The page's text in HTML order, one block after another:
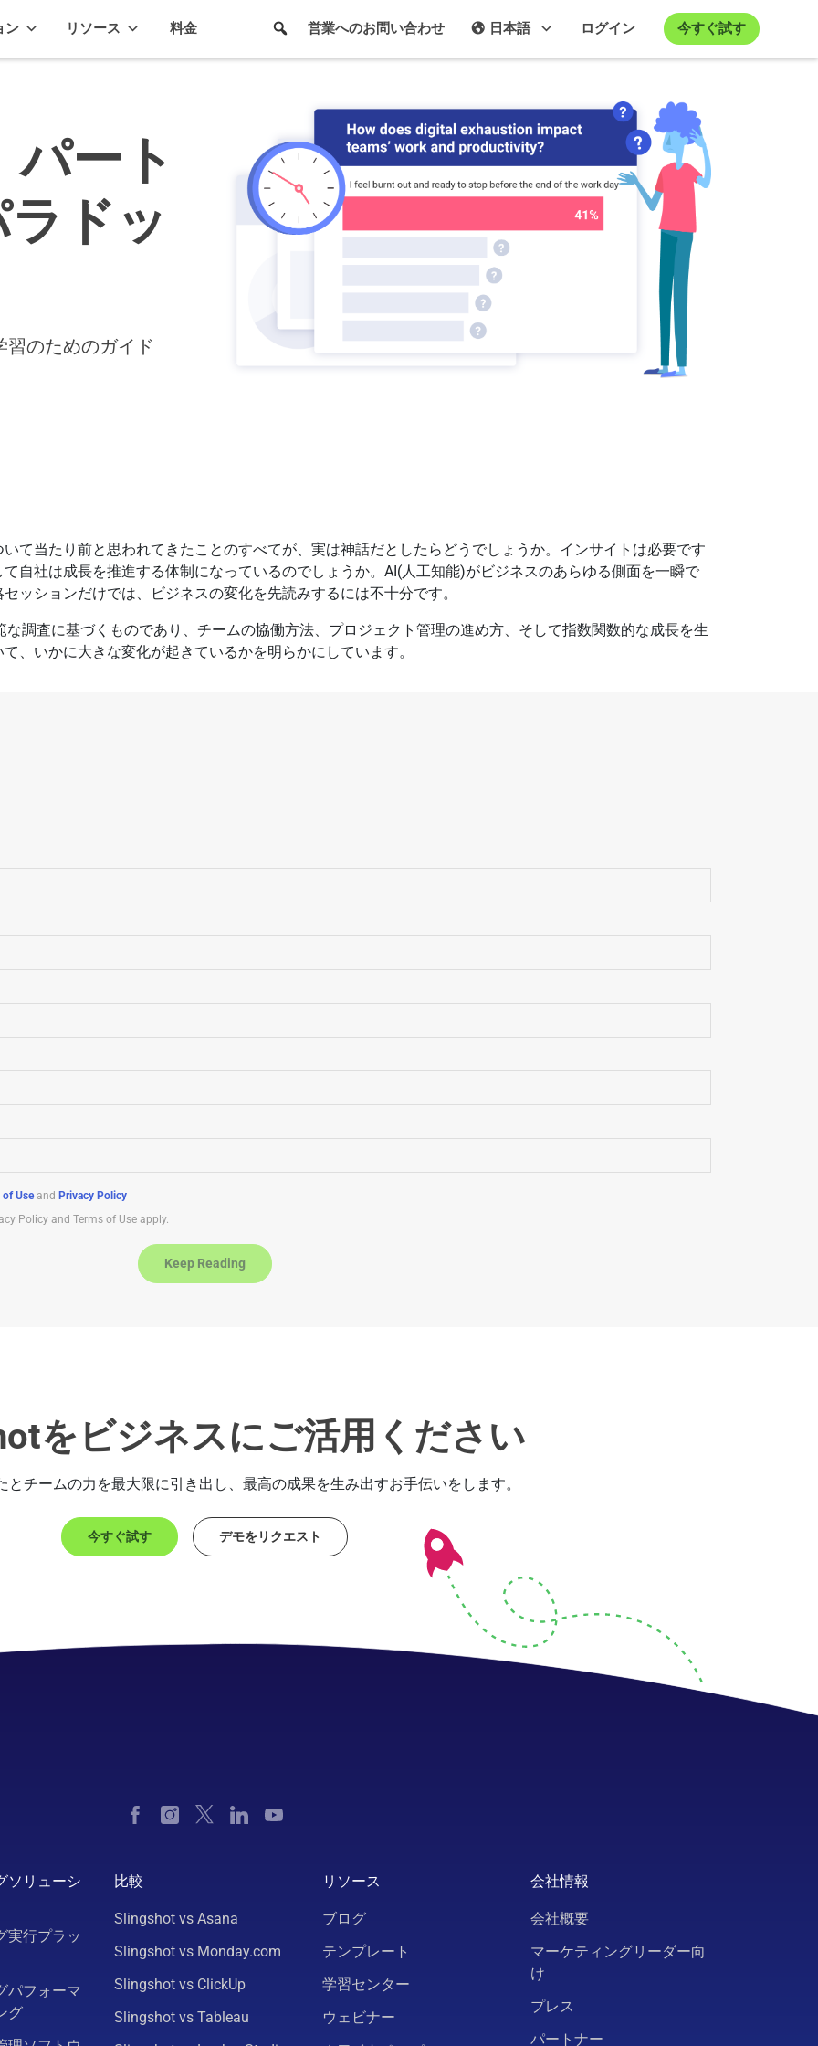
ン リソース 料金 今すぐ試す
ログイン
日本語
営業へのお問い合わせ
ート
ドッ
習のためのガイド
て当たり前と思われてきたことのすべてが、実は神話だとしたらどうでしょうか。インサイトは必要です
自社は成長を推進する体制になっているのでしょうか。AI(人工知能)がビジネスのあらゆる側面を一瞬で
ッションだけでは、ビジネスの変化を先読みするには不十分です。
調査に基づくものであり、チームの協働方法、プロジェクト管理の進め方、そして指数関数的な成長を生
、いかに大きな変化が起きているかを明らかにしています。
of Useand Privacy Policy
Policy and Terms of Use apply.
Keep Reading
をビジネスにご活用ください
とチームの力を最大限に引き出し、最高の成果を生み出すお手伝いをします。
今すぐ試す デモをリクエスト
ソリューシ
実行プラッ
パフォーマ
グ
比較
Slingshot vs Asana
Slingshot vs Monday.com
Slingshot vs ClickUp
Slingshot vs Tableau
リソース
ブログ
テンプレート
学習センター
ウェビナー
会社情報
会社概要
マーケティングリーダー向
け
プレス
パートナー